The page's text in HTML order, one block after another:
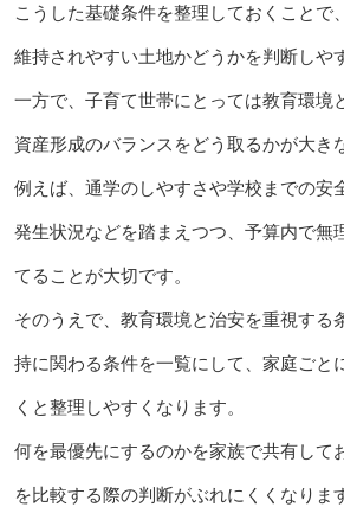
こうした基礎条件を整理しておくことで
維持されやすい土地かどうかを判断しや
一方で、子育て世帯にとっては教育環境
資産形成のバランスをどう取るかが大き
例えば、通学のしやすさや学校までの安
発生状況などを踏まえつつ、予算内で無
てることが大切です。
そのうえで、教育環境と治安を重視する
持に関わる条件を一覧にして、家庭ごと
くと整理しやすくなります。
何を最優先にするのかを家族で共有して
を比較する際の判断がぶれにくくなりま